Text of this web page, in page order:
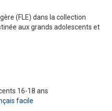
(FLE) dans la collection
aux grands adolescents et
16-18 ans
facile